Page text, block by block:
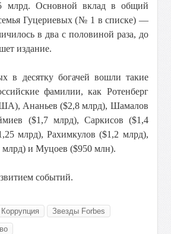
млрд. Основной вклад в общий
семья Гуцериевых (№ 1 в списке) —
в два с половиной раза, до
издание.
в десятку богачей вошли такие
фамилии, как Ротенберг
Ананьев ($2,8 млрд), Шамалов
($1,7 млрд), Саркисов ($1,4
млрд), Рахимкулов ($1,2 млрд),
млрд) и Муцоев ($950 млн).
событий.
Коррупция
Звезды Forbes